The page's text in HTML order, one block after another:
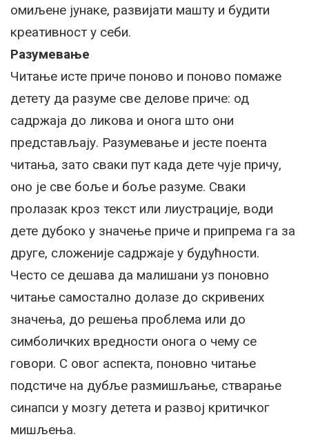
омиљене јунаке, развијати машту и будити
креативност у себи.
Разумевање
Читање исте приче поново и поново помаже
детету да разуме све делове приче: од
садржаја до ликова и онога што они
представљају. Разумевање и јесте поента
читања, зато сваки пут када дете чује причу,
оно је све боље и боље разуме. Сваки
пролазак кроз текст или лиустрације, води
дете дубоко у значење приче и припрема га за
друге, сложеније садржаје у будућности.
Често се дешава да малишани уз поновно
читање самостално долазе до скривених
значења, до решења проблема или до
симболичких вредности онога о чему се
говори. С овог аспекта, поновно читање
подстиче на дубље размишљање, стварање
синапси у мозгу детета и развој критичког
мишљења.